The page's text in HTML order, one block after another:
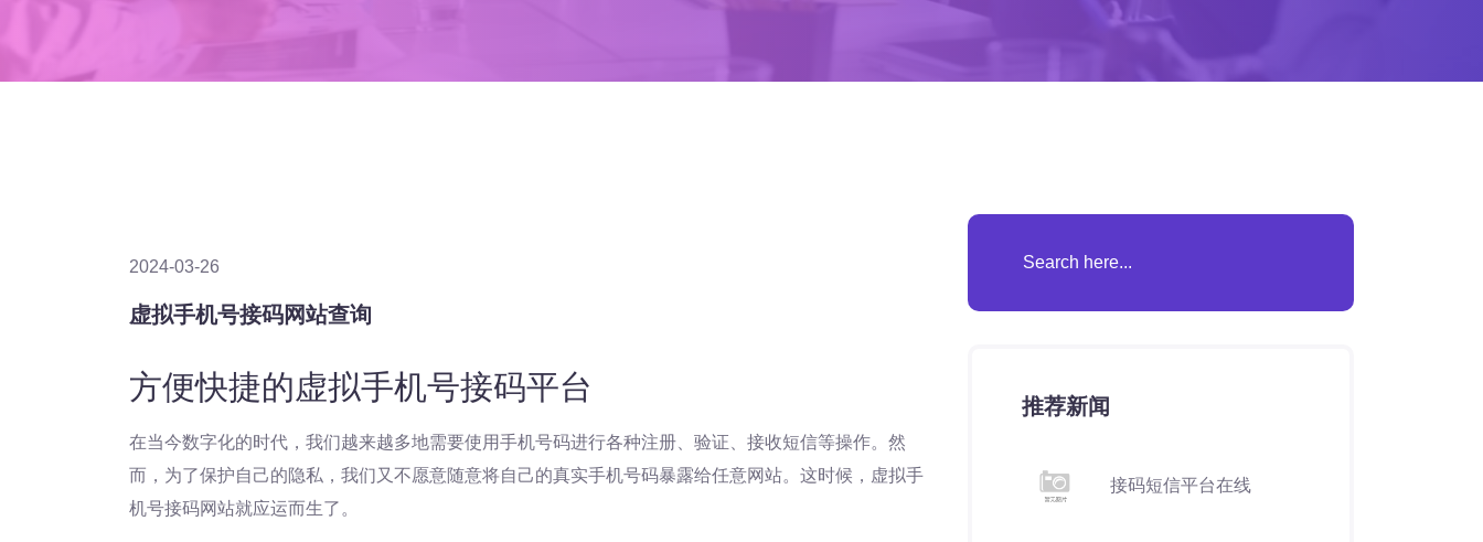
2024-03-26
虚拟手机号接码网站查询
方便快捷的虚拟手机号接码平台
在当今数字化的时代，我们越来越多地需要使用手机号码进行各种注册、验证、接收短信等操作。然
而，为了保护自己的隐私，我们又不愿意随意将自己的真实手机号码暴露给任意网站。这时候，虚拟手
机号接码网站就应运而生了。
推荐新闻
接码短信平台在线